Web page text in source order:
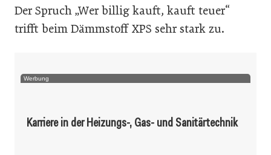
Der Spruch „Wer billig kauft, kauft teuer“
trifft beim Dämmstoff XPS sehr stark zu.
Werbung
Karriere in der Heizungs-, Gas- und Sanitärtechnik